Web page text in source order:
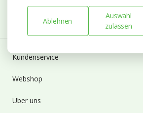
Kundenservice
Webshop
Über uns
Ablehnen
Auswahl
zulassen